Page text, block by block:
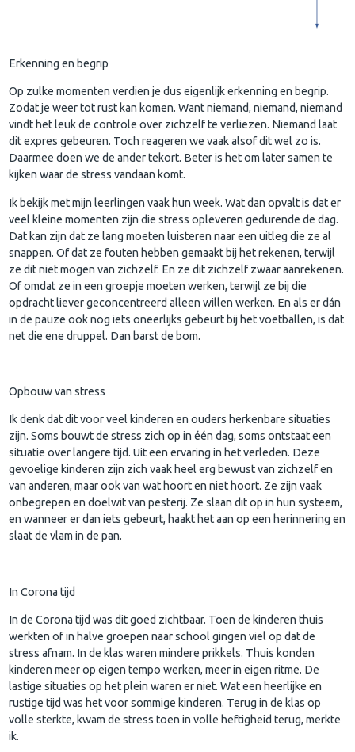
Erkenning en begrip
Op zulke momenten verdien je dus eigenlijk erkenning en begrip.
Zodat je weer tot rust kan komen. Want niemand, niemand, niemand
vindt het leuk de controle over zichzelf te verliezen. Niemand laat
dit expres gebeuren. Toch reageren we vaak alsof dit wel zo is.
Daarmee doen we de ander tekort. Beter is het om later samen te
kijken waar de stress vandaan komt.
Ik bekijk met mijn leerlingen vaak hun week. Wat dan opvalt is dat er
veel kleine momenten zijn die stress opleveren gedurende de dag.
Dat kan zijn dat ze lang moeten luisteren naar een uitleg die ze al
snappen. Of dat ze fouten hebben gemaakt bij het rekenen, terwijl
ze dit niet mogen van zichzelf. En ze dit zichzelf zwaar aanrekenen.
Of omdat ze in een groepje moeten werken, terwijl ze bij die
opdracht liever geconcentreerd alleen willen werken. En als er dán
in de pauze ook nog iets oneerlijks gebeurt bij het voetballen, is dat
net die ene druppel. Dan barst de bom.
Opbouw van stress
Ik denk dat dit voor veel kinderen en ouders herkenbare situaties
zijn. Soms bouwt de stress zich op in één dag, soms ontstaat een
situatie over langere tijd. Uit een ervaring in het verleden. Deze
gevoelige kinderen zijn zich vaak heel erg bewust van zichzelf en
van anderen, maar ook van wat hoort en niet hoort. Ze zijn vaak
onbegrepen en doelwit van pesterij. Ze slaan dit op in hun systeem,
en wanneer er dan iets gebeurt, haakt het aan op een herinnering en
slaat de vlam in de pan.
In Corona tijd
In de Corona tijd was dit goed zichtbaar. Toen de kinderen thuis
werkten of in halve groepen naar school gingen viel op dat de
stress afnam. In de klas waren mindere prikkels. Thuis konden
kinderen meer op eigen tempo werken, meer in eigen ritme. De
lastige situaties op het plein waren er niet. Wat een heerlijke en
rustige tijd was het voor sommige kinderen. Terug in de klas op
volle sterkte, kwam de stress toen in volle heftigheid terug, merkte
ik.